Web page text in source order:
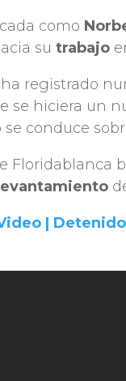
como
sutrabajo
registrado
se hiciera un
conduce
Floridablanca
levantamiento
|